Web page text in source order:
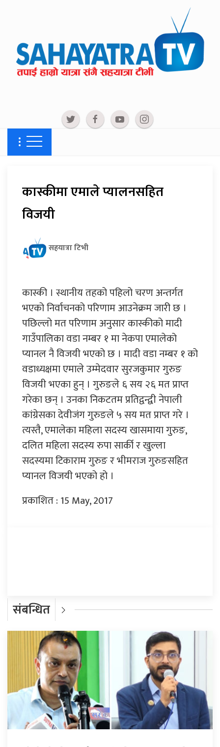
कास्कीमा एमाले प्यालनसहित
विजयी
सहयात्रा टिभी
कास्की । स्थानीय तहको पहिलो चरण अन्तर्गत
भएको निर्वाचनको परिणाम आउनेक्रम जारी छ ।
पछिल्लो मत परिणाम अनुसार कास्कीको मादी
गाउँपालिका वडा नम्बर १ मा नेकपा एमालेको
प्यानल नै विजयी भएको छ । मादी वडा नम्बर १ को
वडाध्यक्षमा एमाले उम्मेदवार सुरजकुमार गुरुङ
विजयी भएका हुन् । गुरुङले ६ सय २६ मत प्राप्त
गरेका छन् । उनका निकटतम प्रतिद्वन्द्वी नेपाली
कांग्रेसका देवीजंग गुरुङले ५ सय मत प्राप्त गरे ।
त्यस्तै, एमालेका महिला सदस्य खासमाया गुरुङ,
दलित महिला सदस्य रुपा सार्की र खुल्ला
सदस्यमा टिकाराम गुरुङ र भीमराज गुरुङसहित
प्यानल विजयी भएको हो ।
प्रकाशित : 15 May, 2017
संबन्धित